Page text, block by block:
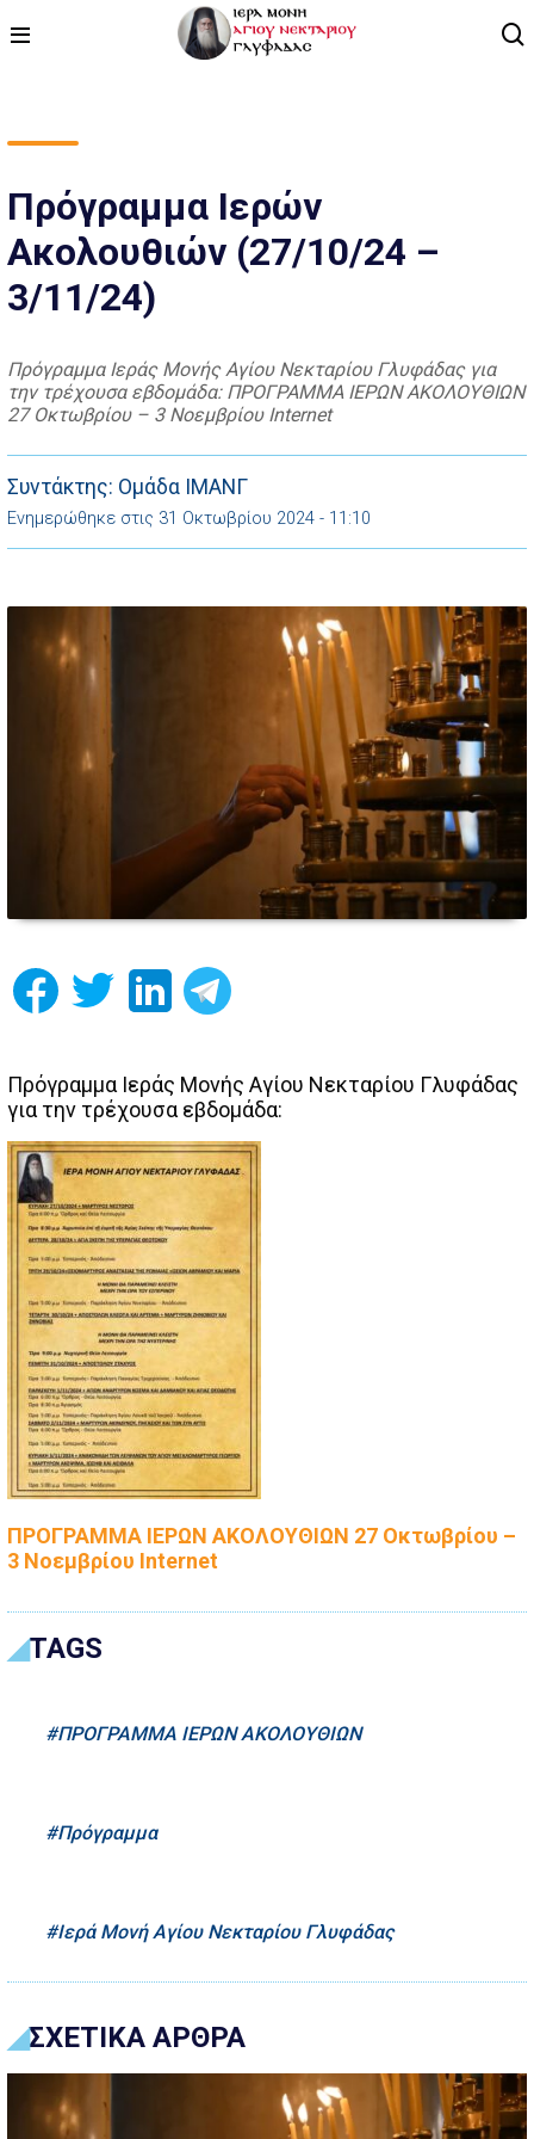
ΠΡΟΓΡΑΜΜΑ
ΒΙΝΤΕΟ
ΕΠΙΚΟΙΝΩΝΙΑ
Πρόγραμμα Ιερών
Ακολουθιών (27/10/24 –
3/11/24)
Πρόγραμμα Ιεράς Μονής Αγίου Νεκταρίου Γλυφάδας για
την τρέχουσα εβδομάδα: ΠΡΟΓΡΑΜΜΑ ΙΕΡΩΝ ΑΚΟΛΟΥΘΙΩΝ
27 Οκτωβρίου – 3 Νοεμβρίου Internet
Συντάκτης: Ομάδα ΙΜΑΝΓ
Ενημερώθηκε στις 31 Οκτωβρίου 2024 - 11:10
Πρόγραμμα Ιεράς Μονής Αγίου Νεκταρίου Γλυφάδας
για την τρέχουσα εβδομάδα:
ΠΡΟΓΡΑΜΜΑ ΙΕΡΩΝ ΑΚΟΛΟΥΘΙΩΝ 27 Οκτωβρίου –
3 Νοεμβρίου Internet
TAGS
ΠΡΟΓΡΑΜΜΑ ΙΕΡΩΝ ΑΚΟΛΟΥΘΙΩΝ
Πρόγραμμα
Ιερά Μονή Αγίου Νεκταρίου Γλυφάδας
ΣΧΕΤΙΚΑ ΑΡΘΡΑ